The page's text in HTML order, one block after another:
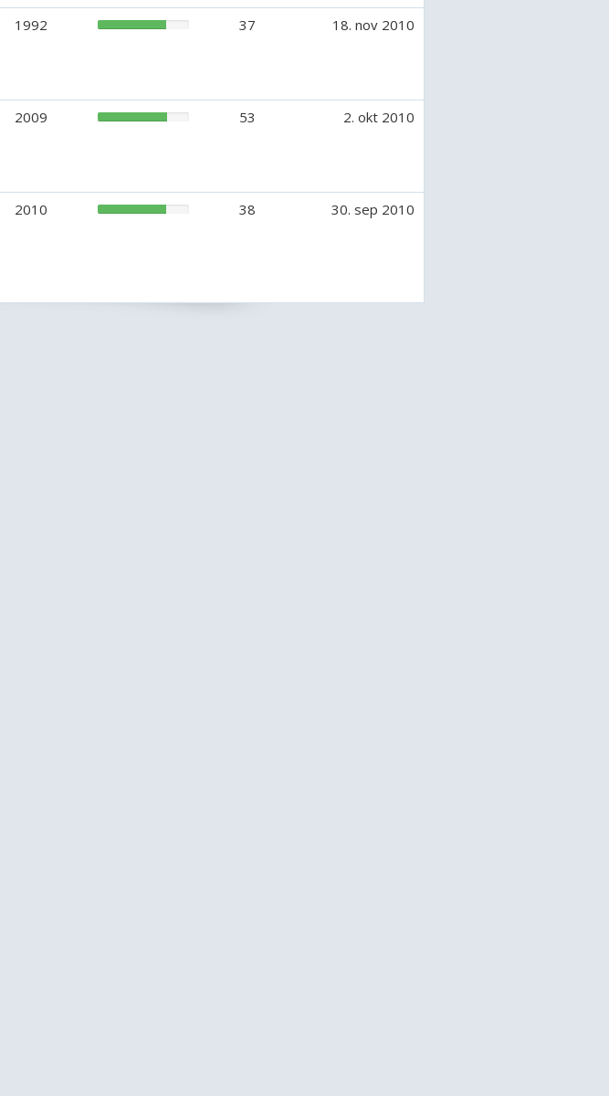
1992 37 18. nov 2010
2009 53 2. okt 2010
2010 38 30. sep 2010